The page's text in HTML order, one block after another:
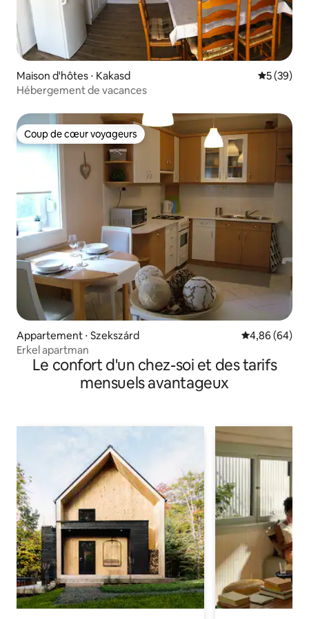
Maison d'hôtes ⋅ Kakasd
5 (39)
Hébergement de vacances
Coup de cœur voyageurs
Coup de cœur voyageurs
Appartement ⋅ Szekszárd Évaluation
4,86 (64)
Erkel apartman
Le confort d'un chez-soi et des tarifs
mensuels avantageux